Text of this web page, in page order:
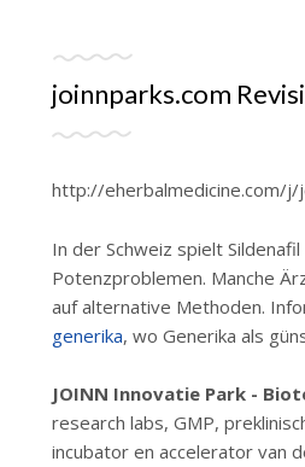
joinnparks.com
http://eherbalmedicine.com/j/
In der Schweiz spielt
Potenzproblemen. Manche
auf alternative Methoden.
generika, wo Generika als
JOINN Innovatie Park -
research labs, GMP,
incubator en accelerator van